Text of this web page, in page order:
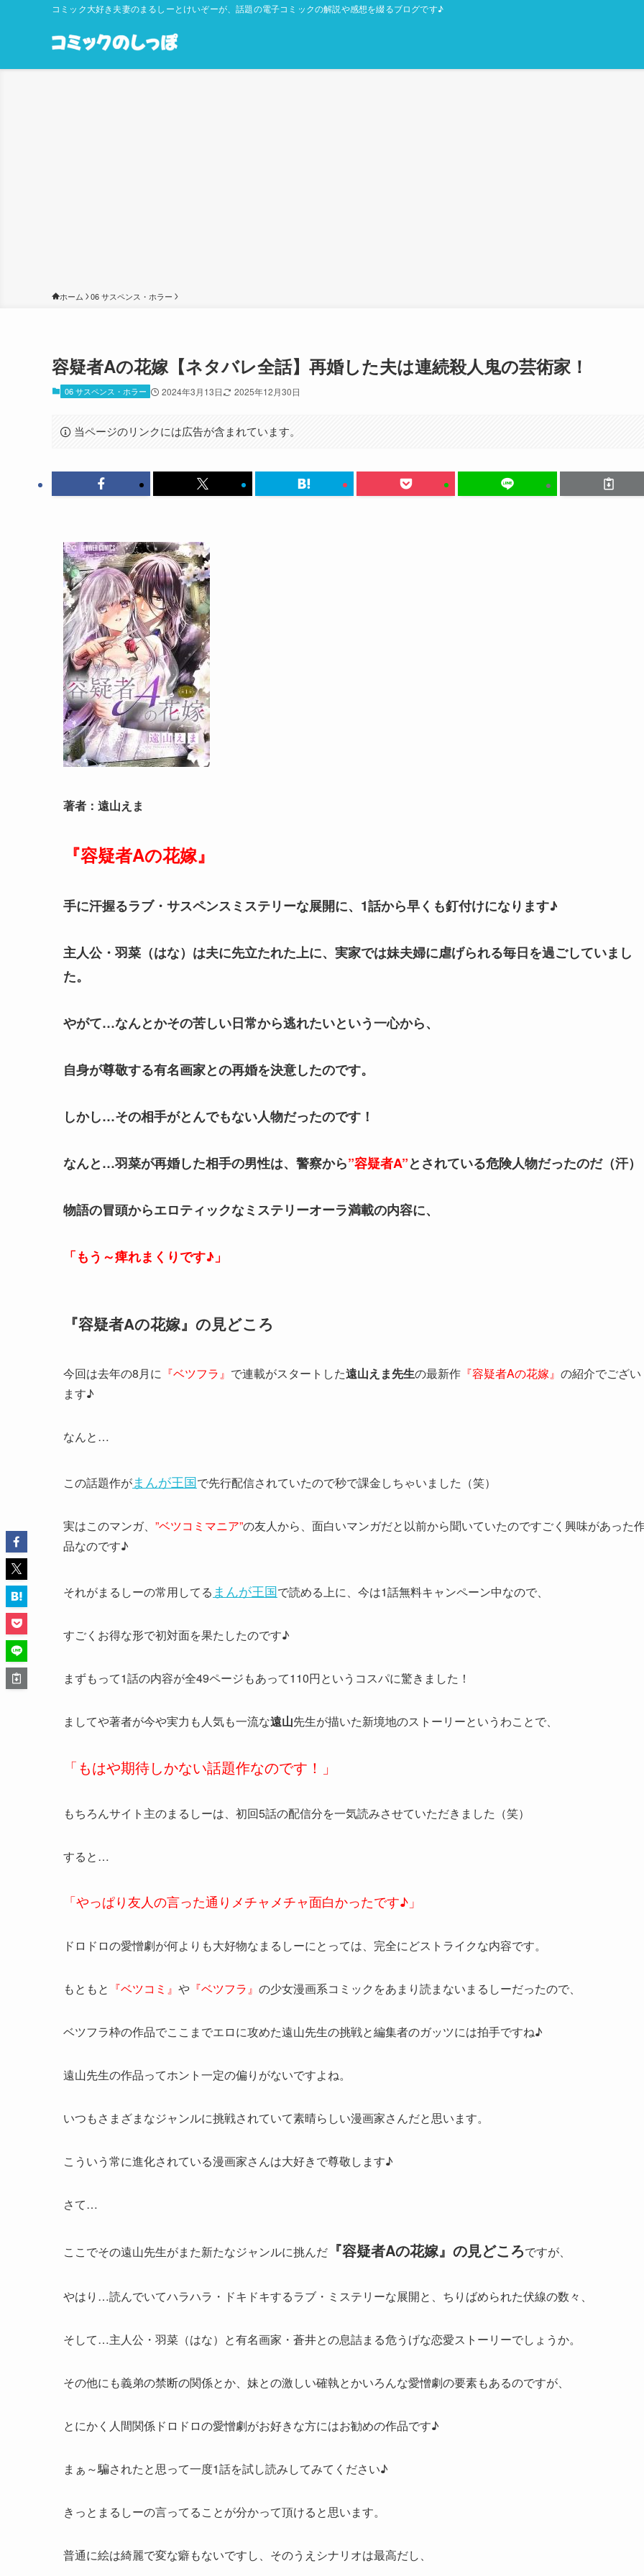
コミック大好き夫妻のまるしーとけいぞーが、話題の電子コミックの解説や感想を綴るブログです♪
ホーム 06 サスペンス・ホラー
容疑者Aの花嫁【ネタバレ全話】再婚した夫は連続殺人鬼の芸術家！
06 サスペンス・ホラー 2024年3月13日 2025年12月30日
当ページのリンクには広告が含まれています。
著者：遠山えま
『容疑者Aの花嫁』
手に汗握るラブ・サスペンスミステリーな展開に、 1話から早くも釘付けになります♪
主人公・羽菜（はな）は夫に先立たれた上に、実家では妹夫婦に虐げられる毎日を過ごしていまし
た。
やがて…なんとかその苦しい日常から逃れたいという一心から、
自身が尊敬する有名画家との再婚を決意したのです。
しかし…その相手がとんでもない人物だったのです！
なんと…羽菜が再婚した相手の男性は、警察から”容疑者A”とされている危険人物だったのだ（汗）
物語の冒頭からエロティックなミステリーオーラ満載の内容に、
「もう～痺れまくりです♪」
『容疑者Aの花嫁』の見どころ
今回は去年の8月に 『ベツフラ』 で連載がスタートした遠山えま先生の最新作 『容疑者Aの花嫁』 の紹介でござい
ます♪
なんと…
この話題作がまんが王国で先行配信されていたので秒で課金しちゃいました（笑）
実はこのマンガ、 ”ベツコミマニア”の友人から、面白いマンガだと以前から聞いていたのですごく興味があった
品なのです♪
それがまるしーの常用してる まんが王国で読める上に、今は1話無料キャンペーン中なので、
すごくお得な形で初対面を果たしたのです♪
まずもって1話の内容が全49ページもあって110円というコスパに驚きました！
ましてや著者が今や実力も人気も一流な遠山先生が描いた新境地のストーリーというわことで、
「もはや期待しかない話題作なのです！」
もちろんサイト主のまるしーは、初回5話の配信分を一気読みさせていただきました（笑）
すると…
「やっぱり友人の言った通りメチャメチャ面白かったです♪」
ドロドロの愛憎劇が何よりも大好物なまるしーにとっては、完全にどストライクな内容です。
もともと 『ベツコミ』 や 『ベツフラ』 の少女漫画系コミックをあまり読まないまるしーだったので、
ベツフラ枠の作品でここまでエロに攻めた遠山先生の挑戦と編集者のガッツには拍手ですね♪
遠山先生の作品ってホント一定の偏りがないですよね。
いつもさまざまなジャンルに挑戦されていて素晴らしい漫画家さんだと思います。
こういう常に進化されている漫画家さんは大好きで尊敬します♪
さて…
ここでその遠山先生がまた新たなジャンルに挑んだ 『容疑者Aの花嫁』の見どころですが、
やはり…読んでいてハラハラ・ドキドキするラブ・ミステリーな展開と、ちりばめられた伏線の数々、
そして…主人公・羽菜（はな）と有名画家・蒼井との息詰まる危うげな恋愛ストーリーでしょうか。
その他にも義弟の禁断の関係とか、妹との激しい確執とかいろんな愛憎劇の要素もあるのですが、
とにかく人間関係ドロドロの愛憎劇がお好きな方にはお勧めの作品です♪
まぁ～騙されたと思って一度1話を試し読みしてみてください♪
きっとまるしーの言ってることが分かって頂けると思います。
普通に絵は綺麗で変な癖もないですし、そのうえシナリオは最高だし、